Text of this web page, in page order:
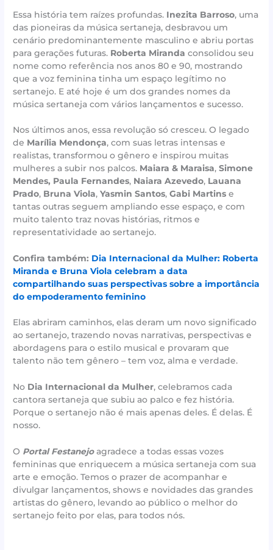
Essa história tem raízes profundas. Inezita Barroso, uma
das pioneiras da música sertaneja, desbravou um
cenário predominantemente masculino e abriu portas
para gerações futuras. Roberta Miranda consolidou seu
nome como referência nos anos 80 e 90, mostrando
que a voz feminina tinha um espaço legítimo no
sertanejo. E até hoje é um dos grandes nomes da
música sertaneja com vários lançamentos e sucesso.
Nos últimos anos, essa revolução só cresceu. O legado
de Marília Mendonça, com suas letras intensas e
realistas, transformou o gênero e inspirou muitas
mulheres a subir nos palcos. Maiara & Maraisa,Simone
Mendes, Paula Fernandes, Naiara Azevedo, Lauana
Prado, Bruna Viola,Yasmin Santos,Gabi Martins e
tantas outras seguem ampliando esse espaço, e com
muito talento traz novas histórias, ritmos e
representatividade ao sertanejo.
Confira também: Dia Internacional da Mulher: Roberta
Miranda e Bruna Viola celebram a data
compartilhando suas perspectivas sobre a importância
do empoderamento feminino
Elas abriram caminhos, elas deram um novo significado
ao sertanejo, trazendo novas narrativas, perspectivas e
abordagens para o estilo musical e provaram que
talento não tem gênero – tem voz, alma e verdade.
No Dia Internacional da Mulher, celebramos cada
cantora sertaneja que subiu ao palco e fez história.
Porque o sertanejo não é mais apenas deles. É delas. É
nosso.
O Portal Festanejoagradece a todas essas vozes
femininas que enriquecem a música sertaneja com sua
arte e emoção. Temos o prazer de acompanhar e
divulgar lançamentos, shows e novidades das grandes
artistas do gênero, levando ao público o melhor do
sertanejo feito por elas, para todos nós.